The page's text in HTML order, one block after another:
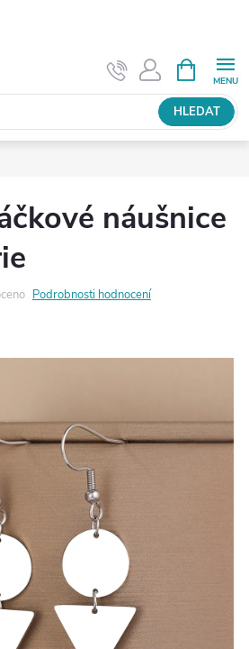
HLEDAT
NÁKUPNÍ
KOŠÍK
náušnice
Podrobnosti hodnocení